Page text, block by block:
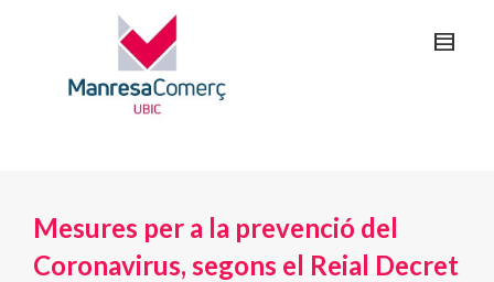
Mesures per a la prevenció del
Coronavirus, segons el Reial Decret